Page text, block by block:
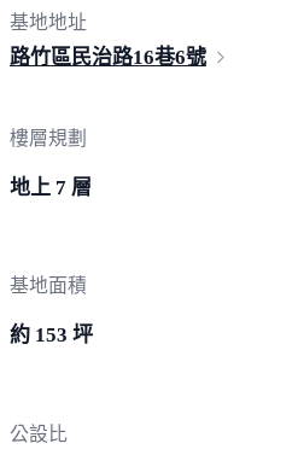
基地地址
路竹區民治路16巷6號
樓層規劃
地上 7 層
基地面積
約 153 坪
公設比